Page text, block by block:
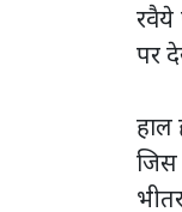
पर
हाल